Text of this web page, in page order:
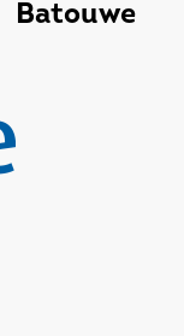
Batouwe